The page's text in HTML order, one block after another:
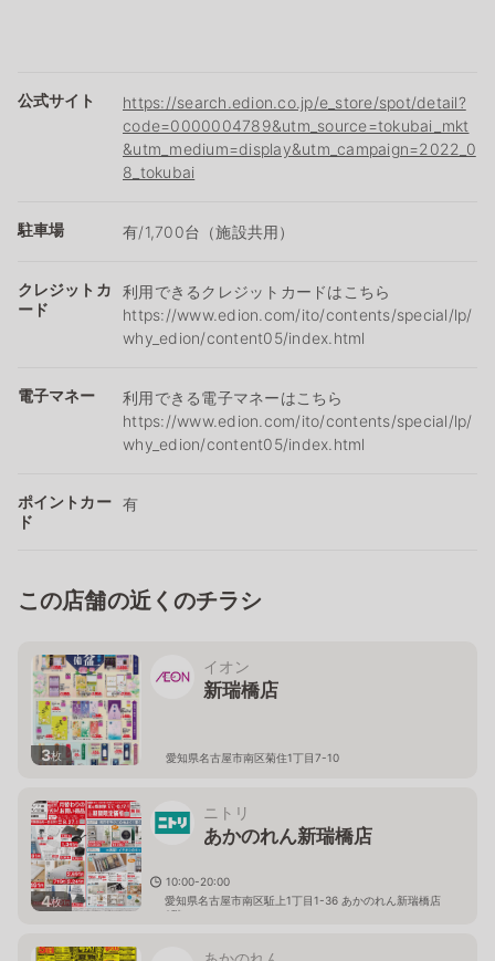
公式サイト
https://search.edion.co.jp/e_store/spot/detail?
code=0000004789&utm_source=tokubai_mkt
&utm_medium=display&utm_campaign=2022_0
8_tokubai
駐車場 有/1,700台（施設共用）
クレジットカ
ード
利用できるクレジットカードはこちら
https://www.edion.com/ito/contents/special/lp/
why_edion/content05/index.html
電子マネー
利用できる電子マネーはこちら
https://www.edion.com/ito/contents/special/lp/
why_edion/content05/index.html
ポイントカー
ド
有
この店舗の近くのチラシ
3枚
イオン
新瑞橋店
愛知県名古屋市南区菊住1丁目7-10
4枚
ニトリ
あかのれん新瑞橋店
10:00-20:00
愛知県名古屋市南区駈上1丁目1-36 あかのれん新瑞橋店
2階